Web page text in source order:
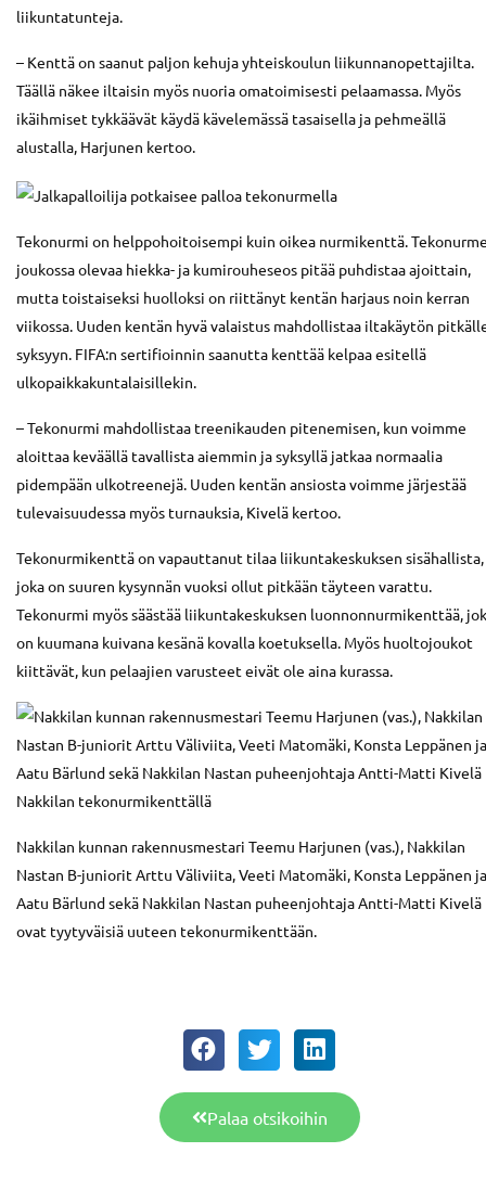
liikuntatunteja.
– Kenttä on saanut paljon kehuja yhteiskoulun liikunnanopettajilta.
Täällä näkee iltaisin myös nuoria omatoimisesti pelaamassa. Myös
ikäihmiset tykkäävät käydä kävelemässä tasaisella ja pehmeällä
alustalla, Harjunen kertoo.
Tekonurmi on helppohoitoisempi kuin oikea nurmikenttä.
joukossa olevaa hiekka- ja kumirouheseos pitää puhdistaa ajoittain,
mutta toistaiseksi huolloksi on riittänyt kentän harjaus noin kerran
viikossa. Uuden kentän hyvä valaistus mahdollistaa iltakäytön
syksyyn. FIFA:n sertifioinnin saanutta kenttää kelpaa esitellä
ulkopaikkakuntalaisillekin.
– Tekonurmi mahdollistaa treenikauden pitenemisen, kun voimme
aloittaa keväällä tavallista aiemmin ja syksyllä jatkaa normaalia
pidempään ulkotreenejä. Uuden kentän ansiosta voimme järjestää
tulevaisuudessa myös turnauksia, Kivelä kertoo.
Tekonurmikenttä on vapauttanut tilaa liikuntakeskuksen sisähallista,
joka on suuren kysynnän vuoksi ollut pitkään täyteen varattu.
Tekonurmi myös säästää liikuntakeskuksen luonnonnurmikenttää,
on kuumana kuivana kesänä kovalla koetuksella. Myös huoltojoukot
kiittävät, kun pelaajien varusteet eivät ole aina kurassa.
Nakkilan kunnan rakennusmestari Teemu Harjunen (vas.), Nakkilan
Nastan B-juniorit Arttu Väliviita, Veeti Matomäki, Konsta Leppänen ja
Aatu Bärlund sekä Nakkilan Nastan puheenjohtaja Antti-Matti Kivelä
ovat tyytyväisiä uuteen tekonurmikenttään.
Palaa otsikoihin